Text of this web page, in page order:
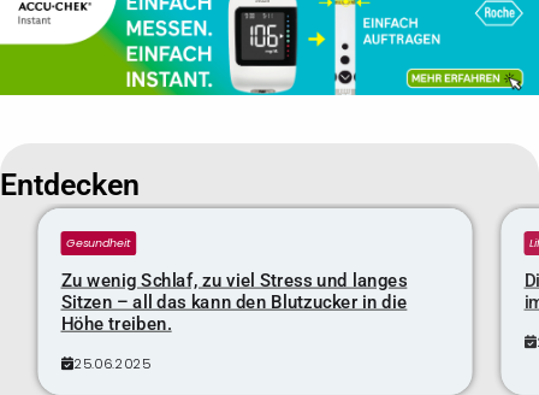
Entdecken
Gesundheit
Zu wenig Schlaf, zu viel Stress und langes
Sitzen – all das kann den Blutzucker in die
Höhe treiben.
25.06.2025